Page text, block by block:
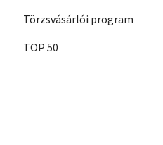
Törzsvásárlói program
TOP 50